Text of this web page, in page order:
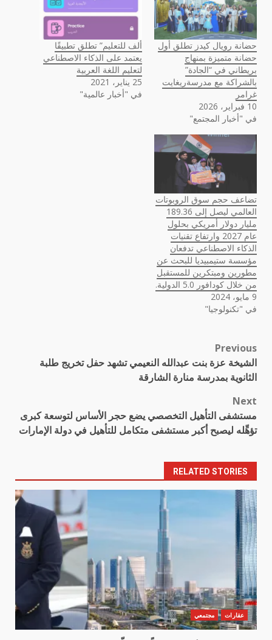
حضانة رويال كيدز تطلق أول
حضانة متميزة بمنهاج
بريطاني في “الجادة”
بالشراكة مع مدرسةريغايت
غرامر
10 فبراير، 2026
في "أخبار المجتمع"
ألف للتعليم” تطلق تطبيقًا
يعتمد على الذكاء الاصطناعي
لتعليم اللغة العربية
25 يناير، 2021
في "أخبار عالمية"
تضاعف حجم سوق الروبوتات
العالمي ليصل إلى 189.36
مليار دولار أمريكي بحلول
عام 2027 وارتفاع تقنيات
الذكاء الاصطناعي تدفعان
مؤسسة ستيمبيديا للبحث عن
مطورين ومبتكرين للمستقبل
من خلال كودافور 5.0 الدولية.
9 مايو، 2024
في "تكنولوجيا"
Post
navigation
Previous
الشيخة عزة بنت عبدالله النعيمي تشهد حفل تخريج طلبة
الثانوية بمدرسة منارة الشارقة
Next
مستشفى التأهيل التخصصي يضع حجر الأساس لتوسعة كبرى
تؤهِّله ليصبح أكبر مستشفى متكامل للتأهيل في دولة الإمارات
RELATED STORIES
عقارات مجتمعي